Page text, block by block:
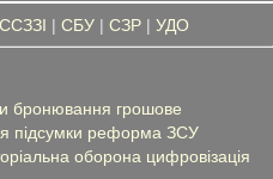
| СБУ| СЗР| УДО
бронювання грошове
підсумки реформа ЗСУ
оборона цифровізація